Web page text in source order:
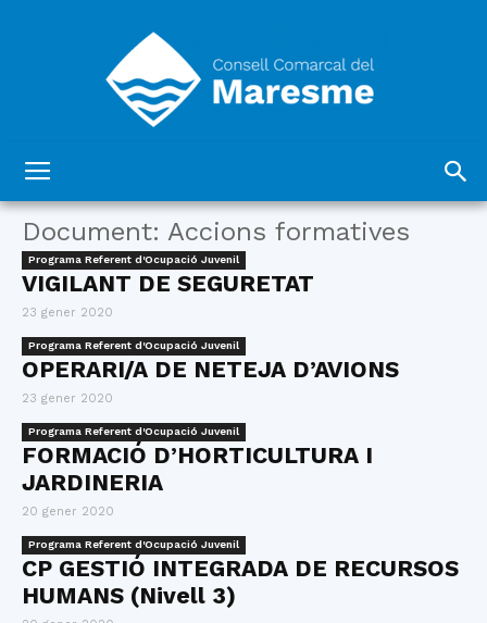
Comarcal
Document: Accions formatives
Programa Referent d'Ocupació Juvenil
VIGILANT DE SEGURETAT
23 gener 2020
Programa Referent d'Ocupació Juvenil
OPERARI/A DE NETEJA D’AVIONS
23 gener 2020
Programa Referent d'Ocupació Juvenil
FORMACIÓ D’HORTICULTURA I
JARDINERIA
20 gener 2020
Programa Referent d'Ocupació Juvenil
CP GESTIÓ INTEGRADA DE RECURSOS
HUMANS (Nivell 3)